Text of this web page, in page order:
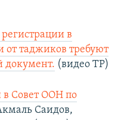
в
от таджиков требуют
документ. (видео ТР)
в Совет ООН по
Саидов,